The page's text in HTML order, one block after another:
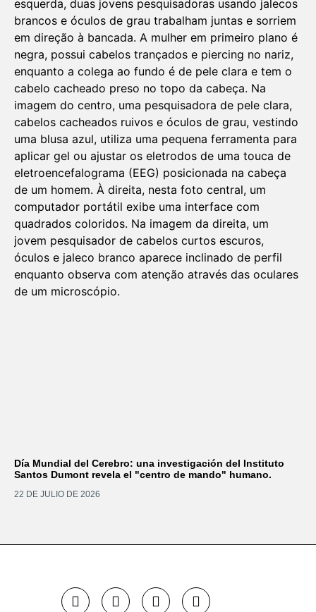
Día Mundial del Cerebro: una investigación del Instituto
Santos Dumont revela el "centro de mando" humano.
22 DE JULIO DE 2026